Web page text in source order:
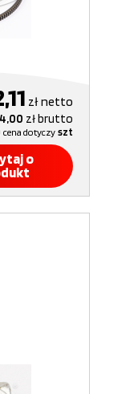
złnetto
złbrutto
cena dotyczy szt
o